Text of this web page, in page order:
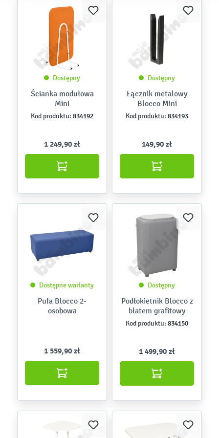
Dostępny
Ścianka modułowa
Mini
Kod produktu: 834192
1 249,90 zł
Dostępny
Łącznik metalowy
Blocco Mini
Kod produktu: 834193
149,90 zł
Dostępne warianty
Pufa Blocco 2-
osobowa
1 559,90 zł
Dostępny
Podłokietnik Blocco z
blatem grafitowy
Kod produktu: 834150
1 499,90 zł